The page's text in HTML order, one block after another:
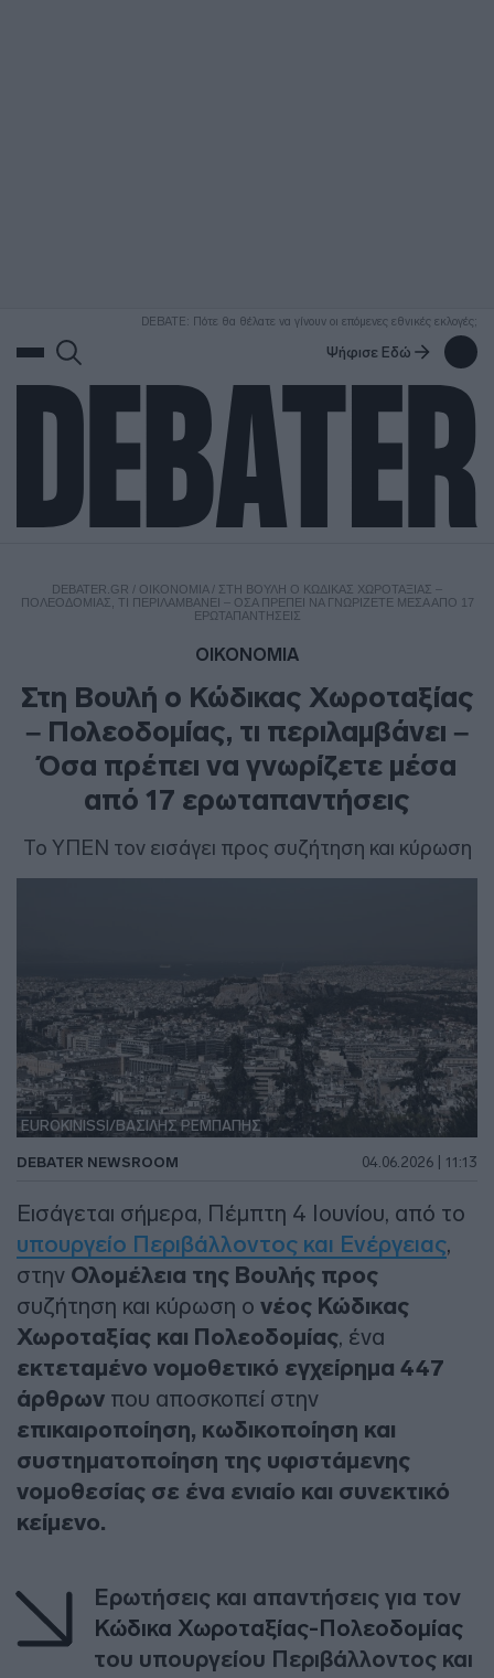
DEBATE: Πότε θα θέλατε να γίνουν οι επόμενες εθνικές εκλογές;
Ψήφισε Εδώ
DEBATER.GR / ΟΙΚΟΝΟΜΙΑ/ ΣΤΗ ΒΟΥΛΉ Ο ΚΏΔΙΚΑΣ ΧΩΡΟΤΑΞΊΑΣ –
ΠΟΛΕΟΔΟΜΊΑΣ, ΤΙ ΠΕΡΙΛΑΜΒΆΝΕΙ – ΌΣΑ ΠΡΈΠΕΙ ΝΑ ΓΝΩΡΊΖΕΤΕ ΜΈΣΑ ΑΠΌ 17
ΕΡΩΤΑΠΑΝΤΉΣΕΙΣ
ΟΙΚΟΝΟΜΙΑ
Στη Βουλή ο Κώδικας Χωροταξίας
– Πολεοδομίας, τι περιλαμβάνει –
Όσα πρέπει να γνωρίζετε μέσα
από 17 ερωταπαντήσεις
Το ΥΠΕΝ τον εισάγει προς συζήτηση και κύρωση
EUROKINISSI/ΒΑΣΙΛΗΣ ΡΕΜΠΑΠΗΣ
DEBATER NEWSROOM 04.06.2026 | 11:13
Εισάγεται σήμερα, Πέμπτη 4 Ιουνίου, από το
υπουργείο Περιβάλλοντος και Ενέργειας,
στην Ολομέλεια της Βουλής προς
συζήτηση και κύρωση ο νέος Κώδικας
Χωροταξίας και Πολεοδομίας, ένα
εκτεταμένο νομοθετικό εγχείρημα 447
άρθρων που αποσκοπεί στην
επικαιροποίηση, κωδικοποίηση και
συστηματοποίηση της υφιστάμενης
νομοθεσίας σε ένα ενιαίο και συνεκτικό
κείμενο.
Ερωτήσεις και απαντήσεις για τον
Κώδικα Χωροταξίας-Πολεοδομίας
του υπουργείου Περιβάλλοντος και